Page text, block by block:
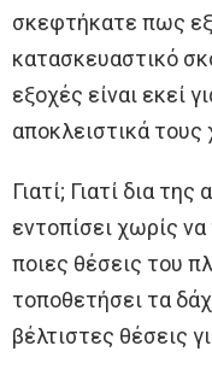
σκεφτήκατε πως
κατασκευαστικό
εξοχές είναι εκεί
αποκλειστικά
Γιατί; Γιατί δια
εντοπίσει χωρίς να
ποιες θέσεις του
τοποθετήσει τα
βέλτιστες θέσεις